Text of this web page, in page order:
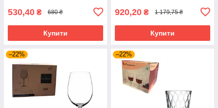
530,40 ₴ 680 ₴
Купити
920,20 ₴ 1 179,75 ₴
Купити
–22% –22%